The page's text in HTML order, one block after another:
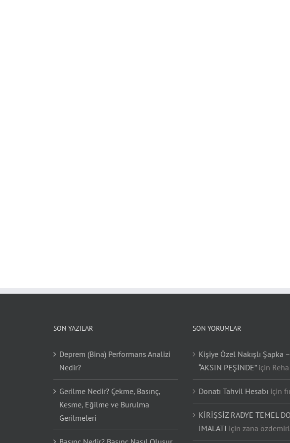
SON YAZILAR
Deprem (Bina) Performans Analizi
Nedir?
Gerilme Nedir? Çekme, Basınç,
Kesme, Eğilme ve Burulma
Gerilmeleri
SON YORUMLAR
Kişiye Özel Nakışlı Şapka –
“AKSIN PEŞİNDE”için Reha
Donatı Tahvil Hesabı için
KİRİŞSİZ RADYE TEMEL
İMALATI için zana